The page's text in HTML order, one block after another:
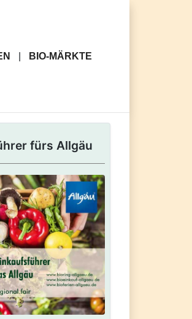
BIO-MÄRKTE
fürs Allgäu